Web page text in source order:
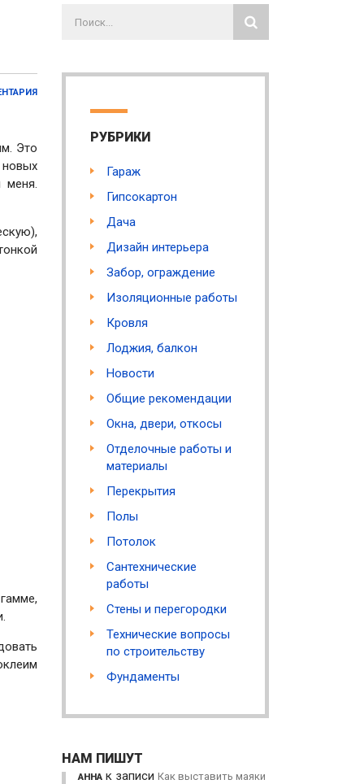
Это
меня.
РУБРИКИ
Гараж
Гипсокартон
Дача
Дизайн интерьера
Забор, ограждение
Изоляционные работы
Кровля
Лоджия, балкон
Новости
Общие рекомендации
Окна, двери, откосы
Отделочные работы и
материалы
Перекрытия
Полы
Потолок
Сантехнические
работы
Стены и перегородки
Технические вопросы
по строительству
Фундаменты
НАМ ПИШУТ
АННА к записи Как выставить маяки